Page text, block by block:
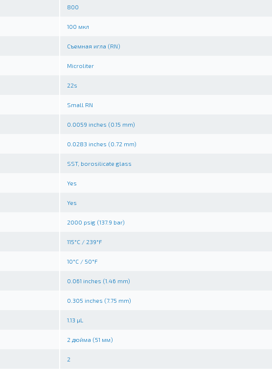
800
100 мкл
Съемная игла (RN)
Microliter
22s
Small RN
0.0059 inches (0.15 mm)
0.0283 inches (0.72 mm)
SST, borosilicate glass
Yes
Yes
2000 psig (137.9 bar)
115°C / 239°F
10°C / 50°F
0.061 inches (1.46 mm)
0.305 inches (7.75 mm)
1.13 µL
2 дюйма (51 мм)
2